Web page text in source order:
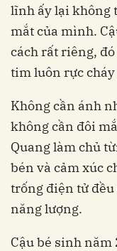
lĩnh ấy lại không
mắt của mình.
cách rất riêng,
tim luôn rực
Không cần ánh
không cần đôi
Quang làm chủ
bén và cảm xúc
trống điện tử
năng lượng.
Cậu bé sinh